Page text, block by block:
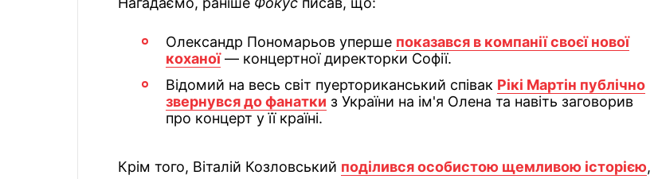
Олександр Пономарьов уперше показався в компанії своєї нової
коханої— концертної директорки Софії.
Відомий на весь світ пуерториканський співак Рікі Мартін публічно
звернувся до фанатки з України на ім'я Олена та навіть заговорив
про концерт у її країні.
Крім того, Віталій Козловський поділився особистою щемливою історією,